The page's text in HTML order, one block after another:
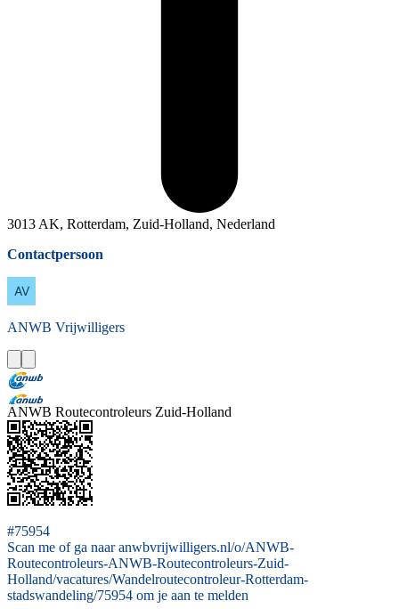
3013 AK, Rotterdam, Zuid-Holland, Nederland
Contactpersoon
ANWB Vrijwilligers
ANWB Routecontroleurs Zuid-Holland
#75954
Scan me of ga naar anwbvrijwilligers.nl/o/ANWB-
Routecontroleurs-ANWB-Routecontroleurs-Zuid-
Holland/vacatures/Wandelroutecontroleur-Rotterdam-
stadswandeling/75954 om je aan te melden